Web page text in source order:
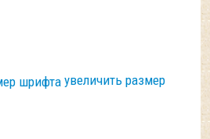
увеличить размер